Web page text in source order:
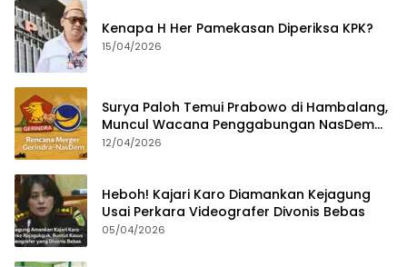
Kenapa H Her Pamekasan Diperiksa KPK?
15/04/2026
Surya Paloh Temui Prabowo di Hambalang,
Muncul Wacana Penggabungan NasDem
dan Gerindra
12/04/2026
Heboh! Kajari Karo Diamankan Kejagung
Usai Perkara Videografer Divonis Bebas
05/04/2026